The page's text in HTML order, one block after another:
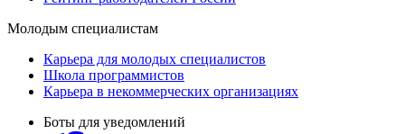
Молодым специалистам
Карьера для молодых специалистов
Школа программистов
Карьера в некоммерческих организациях
Боты для уведомлений